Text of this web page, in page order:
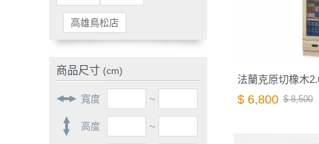
高雄鳥松店
商品尺寸 (cm)
寬度 ~
高度 ~
法蘭克原切橡木
$ 6,800 $ 8,500